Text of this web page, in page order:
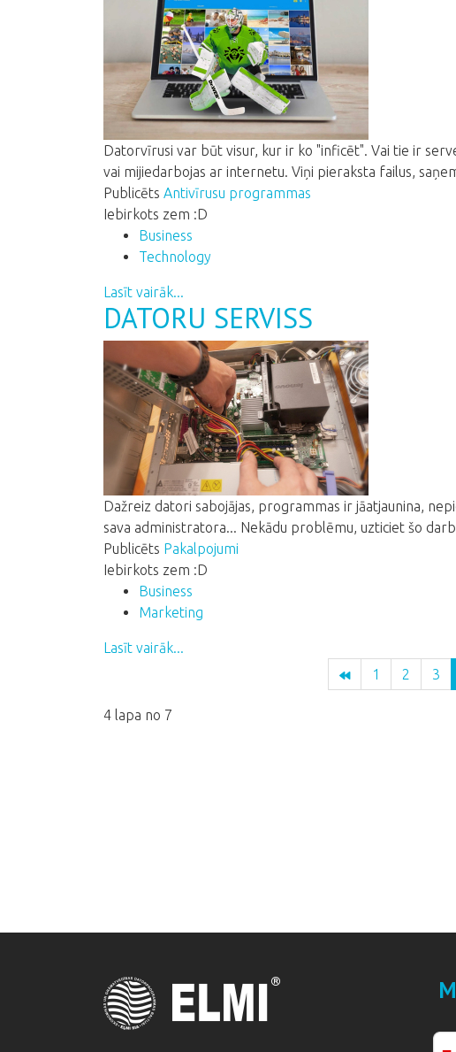
Datorvīrusi var būt visur, kur ir ko "inficēt". Vai tie ir
vai mijiedarbojas ar internetu. Viņi pieraksta failus,
Publicēts Antivīrusu programmas
Iebirkots zem :D
Business
Technology
Lasīt vairāk...
DATORU SERVISS
Dažreiz datori sabojājas, programmas ir jāatjaunina,
sava administratora... Nekādu problēmu, uzticiet šo
Publicēts Pakalpojumi
Iebirkots zem :D
Business
Marketing
Lasīt vairāk...
1
2 3
4 lapa no 7